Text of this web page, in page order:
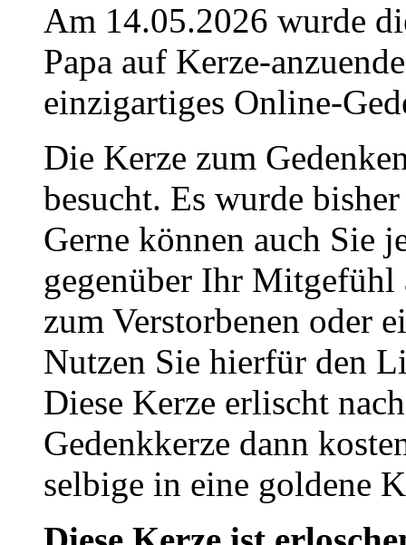
Am 14.05.2026 wurde
Papa auf Kerze-
einzigartiges Online-
Die Kerze zum
besucht. Es wurde
Gerne können auch Sie
gegenüber Ihr Mitgefühl
zum Verstorbenen oder
Nutzen Sie hierfür den
Diese Kerze erlischt
Gedenkkerze dann
selbige in eine goldene